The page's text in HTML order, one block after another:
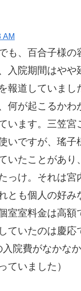
AM
も、百合子様の
入院期間はやや
報道していまし
何が起こるかわ
います。三笠宮
いですが、瑤子
いたことがあり
っけ。それは宮
とも個人の好み
室室料金は高額
ていたのは慶応
院費がなかな
ていました）